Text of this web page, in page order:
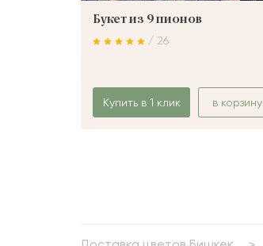
Букет из 9 пионов
/ 26
Купить в 1 клик в корзину